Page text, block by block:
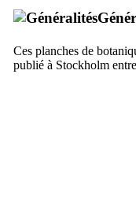
Ces planches de
publié à Stockholm